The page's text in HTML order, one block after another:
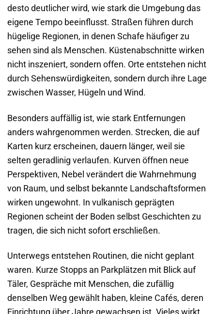
desto deutlicher wird, wie stark die Umgebung das
eigene Tempo beeinflusst. Straßen führen durch
hügelige Regionen, in denen Schafe häufiger zu
sehen sind als Menschen. Küstenabschnitte wirken
nicht inszeniert, sondern offen. Orte entstehen nicht
durch Sehenswürdigkeiten, sondern durch ihre Lage
zwischen Wasser, Hügeln und Wind.
Besonders auffällig ist, wie stark Entfernungen
anders wahrgenommen werden. Strecken, die auf
Karten kurz erscheinen, dauern länger, weil sie
selten geradlinig verlaufen. Kurven öffnen neue
Perspektiven, Nebel verändert die Wahrnehmung
von Raum, und selbst bekannte Landschaftsformen
wirken ungewohnt. In vulkanisch geprägten
Regionen scheint der Boden selbst Geschichten zu
tragen, die sich nicht sofort erschließen.
Unterwegs entstehen Routinen, die nicht geplant
waren. Kurze Stopps an Parkplätzen mit Blick auf
Täler, Gespräche mit Menschen, die zufällig
denselben Weg gewählt haben, kleine Cafés, deren